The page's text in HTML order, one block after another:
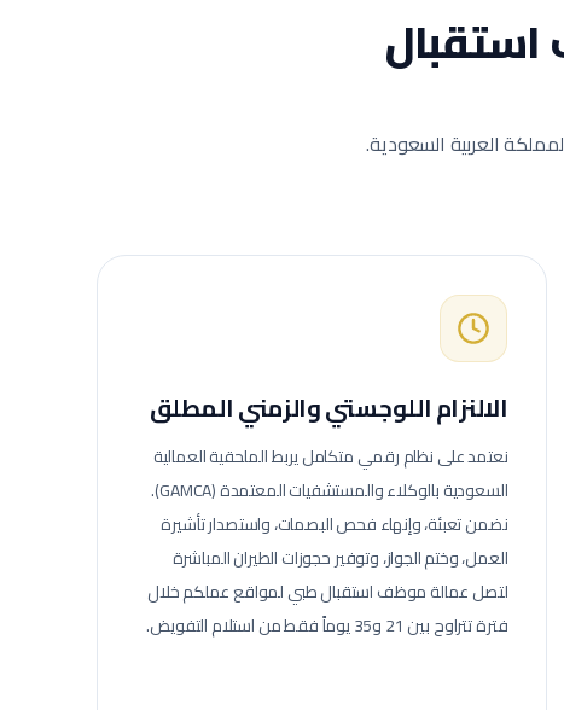
العربية السعودية.
الالنزام اللوجستي والزمني المطلق
نعتمد على نظام رقمي متكامل يربط الملحقية العمالية
السعودية بالوكلاء والمستشفيات المعتمدة (GAMCA).
نضمن تعبئة، وإنهاء فحص البصمات، واستصدار تأشيرة
العمل، وختم الجواز، وتوفير حجوزات الطيران المباشرة
لتصل عمالةموظف استقبال طبيلمواقع عملكم خلال
فترة تتراوح بين 21 و35 يوماً فقط من استلام التفويض.